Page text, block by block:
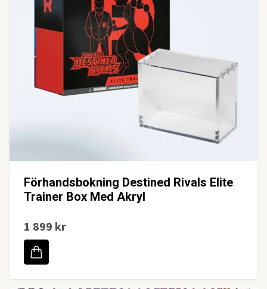
Förhandsbokning Destined Rivals Elite
Trainer Box Med Akryl
1 899 kr